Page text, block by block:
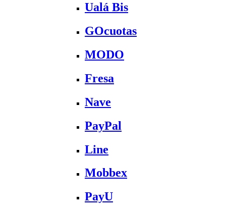
Ualá Bis
GOcuotas
MODO
Fresa
Nave
PayPal
Line
Mobbex
PayU